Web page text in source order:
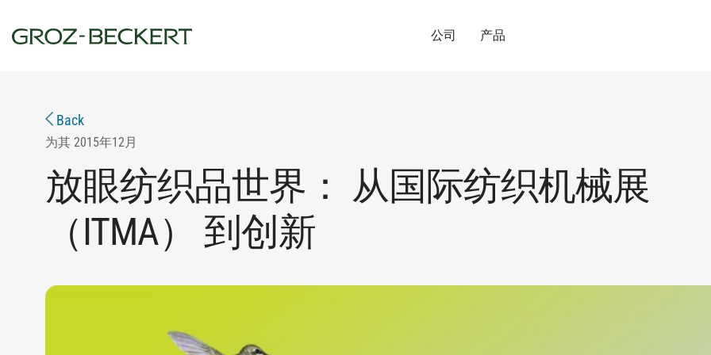
公司 产品
Back
为其 2015年12月
放眼纺织品世界： 从国际纺织机械展
（ITMA） 到创新